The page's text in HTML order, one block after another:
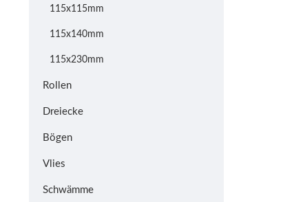
115x115mm
115x140mm
115x230mm
Rollen
Dreiecke
Bögen
Vlies
Schwämme